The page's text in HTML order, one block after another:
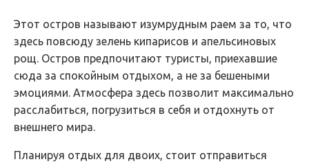
Этот остров называют изумрудным раем за то, что
здесь повсюду зелень кипарисов и апельсиновых
рощ. Остров предпочитают туристы, приехавшие
сюда за спокойным отдыхом, а не за бешеными
эмоциями. Атмосфера здесь позволит максимально
расслабиться, погрузиться в себя и отдохнуть от
внешнего мира.
Планируя отдых для двоих, стоит отправиться